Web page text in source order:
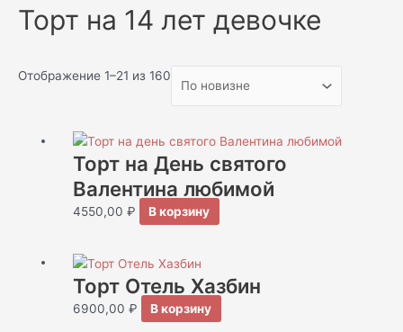
Торт на 14 лет девочке
Отображение 1–21 из 160
Торт на День святого
Валентина любимой
4550,00₽ В корзину
Торт Отель Хазбин
6900,00₽ В корзину